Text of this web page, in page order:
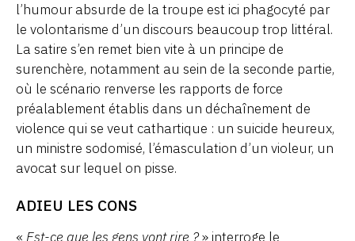
l’humour absurde de la troupe est ici phagocyté par
le volontarisme d’un discours beaucoup trop littéral.
La satire s’en remet bien vite à un principe de
surenchère, notamment au sein de la seconde partie,
où le scénario renverse les rapports de force
préalablement établis dans un déchaînement de
violence qui se veut cathartique : un suicide heureux,
un ministre sodomisé, l’émasculation d’un violeur, un
avocat sur lequel on pisse.
ADIEU LES CONS
« Est-ce que les gens vont rire ?» interroge le